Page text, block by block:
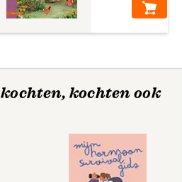
kochten ook